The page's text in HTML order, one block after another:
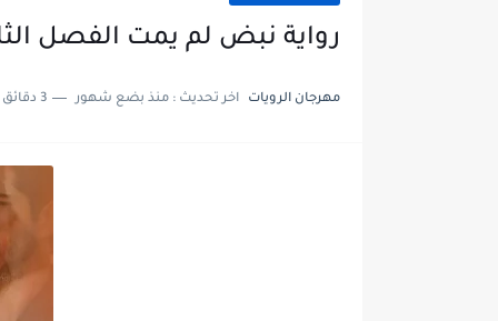
رواية نبض لم يمت الفصل الثاني2 بقلم شروق
مهرجان الرويات اخر تحديث : منذ بضع شهور 3 دقائق للقراءة